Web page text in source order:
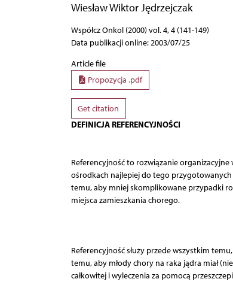
Wiesław Wiktor Jędrzejczak
Współcz Onkol (2000) vol. 4, 4 (141-149)
Data publikacji online: 2003/07/25
Article file
Propozycja .pdf
Get citation
DEFINICJA REFERENCYJNOŚCI
Referencyjność to rozwiązanie
ośrodkach najlepiej do tego
temu, aby mniej skomplikowane przypadki
miejsca zamieszkania chorego.
Referencyjność służy przede wszystkim
temu, aby młody chory na raka jądra miał
całkowitej i wyleczenia za pomocą